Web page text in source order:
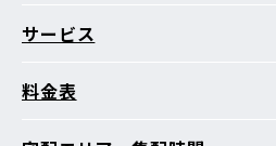
サービス
料金表